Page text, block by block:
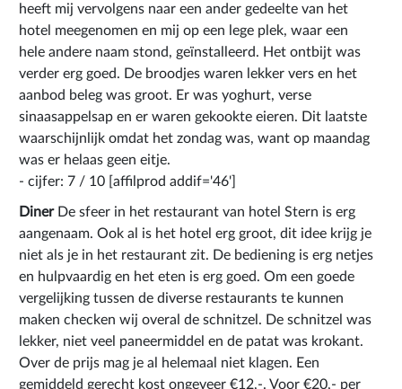
heeft mij vervolgens naar een ander gedeelte van het
hotel meegenomen en mij op een lege plek, waar een
hele andere naam stond, geïnstalleerd. Het ontbijt was
verder erg goed. De broodjes waren lekker vers en het
aanbod beleg was groot. Er was yoghurt, verse
sinaasappelsap en er waren gekookte eieren. Dit laatste
waarschijnlijk omdat het zondag was, want op maandag
was er helaas geen eitje.
- cijfer: 7 / 10 [affilprod addif='46']
DinerDe sfeer in het restaurant van hotel Stern is erg
aangenaam. Ook al is het hotel erg groot, dit idee krijg je
niet als je in het restaurant zit. De bediening is erg netjes
en hulpvaardig en het eten is erg goed. Om een goede
vergelijking tussen de diverse restaurants te kunnen
maken checken wij overal de schnitzel. De schnitzel was
lekker, niet veel paneermiddel en de patat was krokant.
Over de prijs mag je al helemaal niet klagen. Een
gemiddeld gerecht kost ongeveer €12,-. Voor €20,- per